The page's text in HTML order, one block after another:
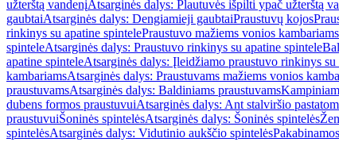
užterštą vandenįAtsarginės dalys: Plautuvės išpilti ypač užterštą
gaubtaiAtsarginės dalys: Dengiamieji gaubtaiPraustuvų kojos
rinkinys su apatine spintelePraustuvo mažiems vonios
spinteleAtsarginės dalys: Praustuvo rinkinys su apatine spintele
apatine spinteleAtsarginės dalys: Įleidžiamo praustuvo rinkinys su
kambariamsAtsarginės dalys: Praustuvams mažiems vonios
praustuvamsAtsarginės dalys: Baldiniams praustuvams
dubens formos praustuvuiAtsarginės dalys: Ant stalviršio
praustuvuiŠoninės spintelėsAtsarginės dalys: Šoninės spintelės
spintelėsAtsarginės dalys: Vidutinio aukščio spintelės